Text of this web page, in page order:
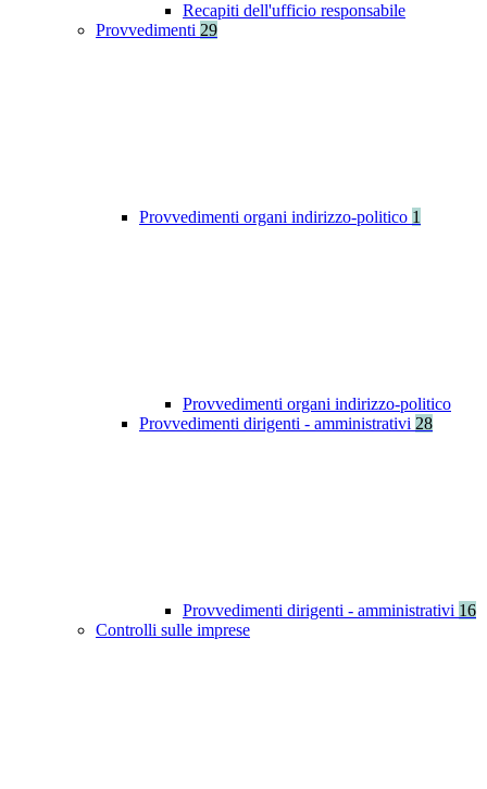
Recapiti dell'ufficio responsabile
Provvedimenti 29
Provvedimenti organi indirizzo-politico 1
Provvedimenti organi indirizzo-politico
Provvedimenti dirigenti - amministrativi 28
Provvedimenti dirigenti - amministrativi 16
Controlli sulle imprese